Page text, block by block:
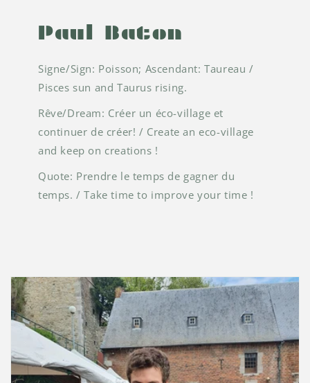
Paul Baton
Signe/Sign: Poisson; Ascendant: Taureau /
Pisces sun and Taurus rising.
Rêve/Dream: Créer un éco-village et
continuer de créer! / Create an eco-village
and keep on creations !
Quote: Prendre le temps de gagner du
temps. / Take time to improve your time !